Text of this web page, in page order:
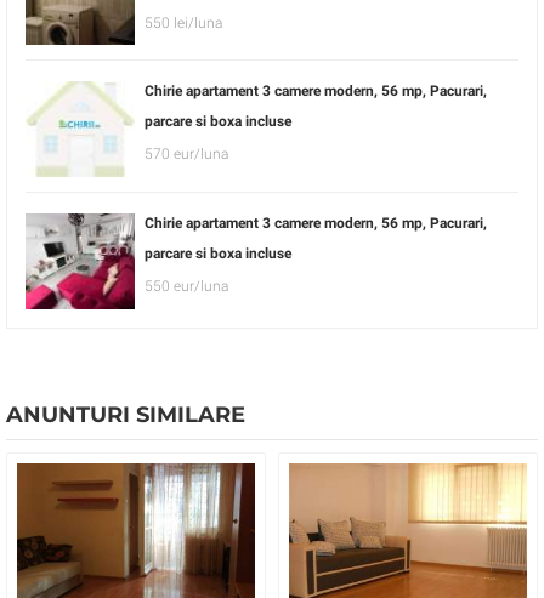
550 lei/luna
Chirie apartament 3 camere modern, 56 mp, Pacurari,
parcare si boxa incluse
570 eur/luna
Chirie apartament 3 camere modern, 56 mp, Pacurari,
parcare si boxa incluse
550 eur/luna
ANUNTURI SIMILARE